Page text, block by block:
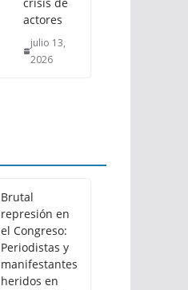
actores
julio 13,
2026
Brutal
represión en
el Congreso:
Periodistas y
manifestantes
heridos en